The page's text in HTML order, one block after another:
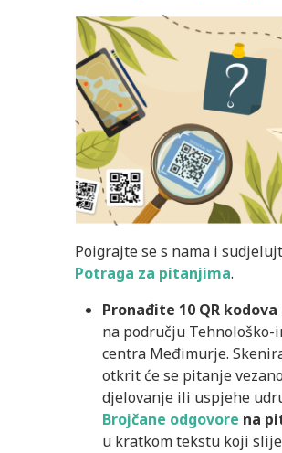
Poigrajte se s nama i
Potraga za pitanjima.
Pronađite 10 QR kodova
na području Tehnološko-
centra Međimurje.
otkrit će se pitanje
djelovanje ili uspjehe
Brojčane odgovore na
u kratkom tekstu koji